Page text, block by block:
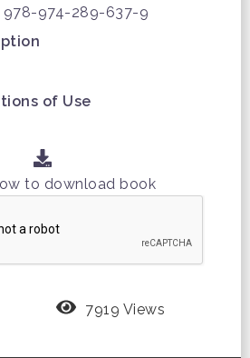
978-974-289-637-9
of Use
to download book
7919 Views